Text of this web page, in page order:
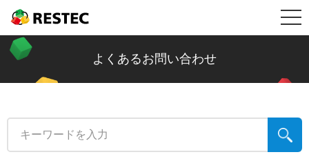
RESTEC
メ
ニ
ュ
ー
製品情報
リステック製品の特長
Restec Security System
導入事例
建設業
新着記事一覧
サポート
よくあるお問い合わせ